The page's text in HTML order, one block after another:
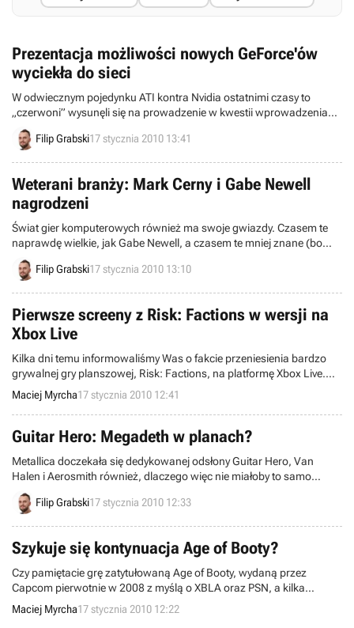
Prezentacja możliwości nowych GeForce'ów
wyciekła do sieci
W odwiecznym pojedynku ATI kontra Nvidia ostatnimi czasy to
„czerwoni” wysunęli się na prowadzenie w kwestii wprowadzenia
DX11 i pokazania najszybszej obecnie karty na rynku. Teraz „zieloni”
zamierzają pokazać odpowiedź na najmocniejsze Radeony –
Filip Grabski17 stycznia 2010 13:41
Weterani branży: Mark Cerny i Gabe Newell
nagrodzeni
Świat gier komputerowych również ma swoje gwiazdy. Czasem te
naprawdę wielkie, jak Gabe Newell, a czasem te mniej znane (bo
działające za kulisami) jak Mark Cerny. I oni również zasługują na
uznanie i szacunek.
Filip Grabski17 stycznia 2010 13:10
Pierwsze screeny z Risk: Factions w wersji na
Xbox Live
Kilka dni temu informowaliśmy Was o fakcie przeniesienia bardzo
grywalnej gry planszowej, Risk: Factions, na platformę Xbox Live.
Electronic Arts, wydawca wspomnianego tytułu, podtrzymując
zainteresowanie ewentualnych chętnych do zdobycia dominacji nad
światem, opublikował właśnie pierwsze screeny ze wspomnianej
produkcji.
Maciej Myrcha17 stycznia 2010 12:41
Guitar Hero: Megadeth w planach?
Metallica doczekała się dedykowanej odsłony Guitar Hero, Van
Halen i Aerosmith również, dlaczego więc nie miałoby to samo
spotkać innego wielkiego kwartetu? Frontman thrashowego zespołu
Megadeth rzucił nieco światła na ewentualną kolaborację jego grupy
Filip Grabski17 stycznia 2010 12:33
Szykuje się kontynuacja Age of Booty?
Czy pamiętacie grę zatytułowaną Age of Booty, wydaną przez
Capcom pierwotnie w 2008 z myślą o XBLA oraz PSN, a kilka
miesięcy później przeniesioną na PeCety? Wszystko wskazuje na to,
iż ta nieskomplikowana, piracka strategia, doczeka się kontynuacji.
Maciej Myrcha17 stycznia 2010 12:22